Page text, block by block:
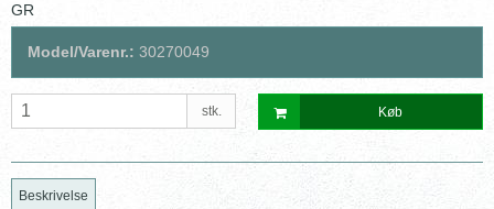
GR
Model/Varenr.: 30270049
stk. Køb
Beskrivelse